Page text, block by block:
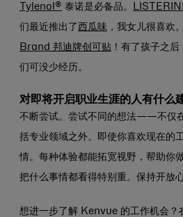
Tylenol® 泰诺是必备品。
们最近推出了 西瓜味 ，我女儿很喜欢
Brand 邦迪牌创可贴 ！有了孩子之
们可没少经历。
对即将开启职业生涯的人有什么
不断尝试。尝试不同的想法——不仅
括专业领域之外。即使你喜欢现在的
情。每种体验都能拓宽视野，帮助你
把什么事情都看得特别重。保持开放
想进一步了解 Kenvue 的工作机会？